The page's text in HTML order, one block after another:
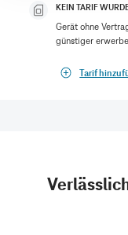
KEIN TARIF
Gerät ohne
günstiger
Tarif